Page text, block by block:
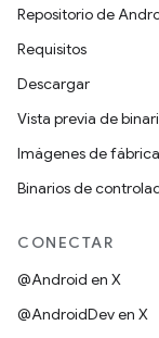
Repositorio de
Requisitos
Descargar
Vista previa de
Imágenes de fábrica
Binarios de
CONECTAR
@Android en X
@AndroidDev en X